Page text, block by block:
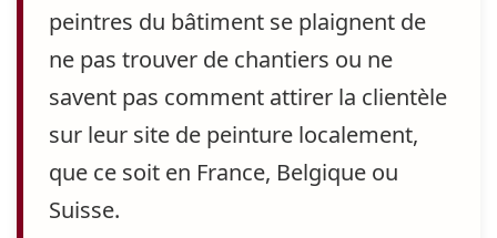
peintres du bâtiment se plaignent de
ne pas trouver de chantiers ou ne
savent pas comment attirer la clientèle
sur leur site de peinture localement,
que ce soit en France, Belgiqueou
Suisse.